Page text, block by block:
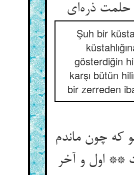
ذره‌ای
Şuh bir
gösterdiğin
karşı bütün
bir zerreden
که چون ماندم
اول و آخر